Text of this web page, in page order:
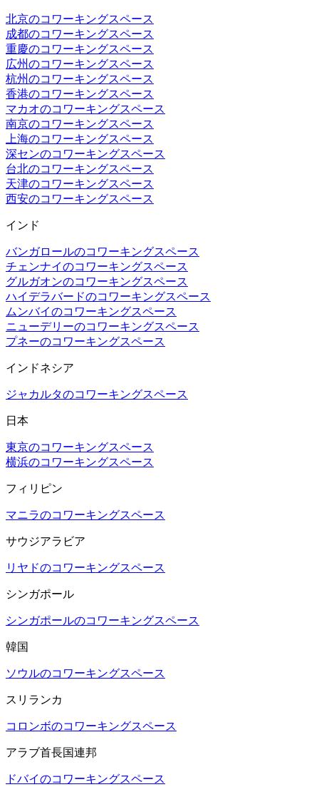
北京のコワーキングスペース
成都のコワーキングスペース
重慶のコワーキングスペース
広州のコワーキングスペース
杭州のコワーキングスペース
香港のコワーキングスペース
マカオのコワーキングスペース
南京のコワーキングスペース
上海のコワーキングスペース
深センのコワーキングスペース
台北のコワーキングスペース
天津のコワーキングスペース
西安のコワーキングスペース
インド
バンガロールのコワーキングスペース
チェンナイのコワーキングスペース
グルガオンのコワーキングスペース
ハイデラバードのコワーキングスペース
ムンバイのコワーキングスペース
ニューデリーのコワーキングスペース
プネーのコワーキングスペース
インドネシア
ジャカルタのコワーキングスペース
日本
東京のコワーキングスペース
横浜のコワーキングスペース
フィリピン
マニラのコワーキングスペース
サウジアラビア
リヤドのコワーキングスペース
シンガポール
シンガポールのコワーキングスペース
韓国
ソウルのコワーキングスペース
スリランカ
コロンボのコワーキングスペース
アラブ首長国連邦
ドバイのコワーキングスペース